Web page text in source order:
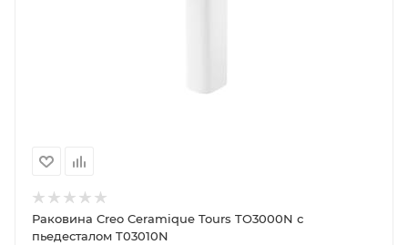
Раковина Creo Ceramique Tours TO3000N с
пьедесталом T03010N